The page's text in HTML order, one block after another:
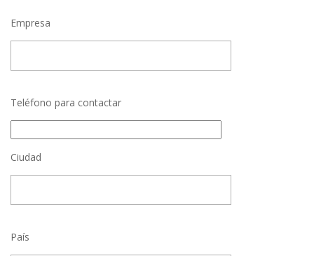
Empresa
Teléfono para contactar
Ciudad
País